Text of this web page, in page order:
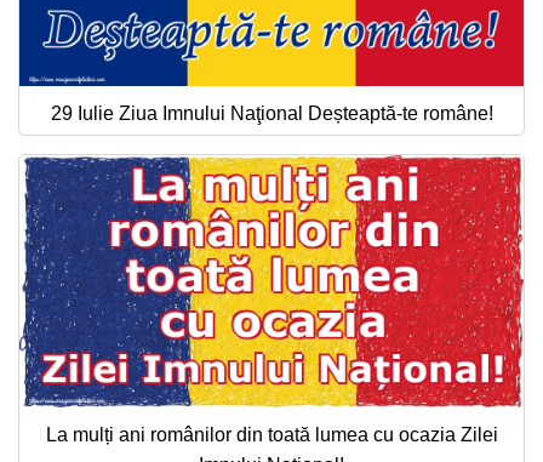
29 Iulie Ziua Imnului Naţional Deșteaptă-te române!
La mulți ani românilor din toată lumea cu ocazia Zilei